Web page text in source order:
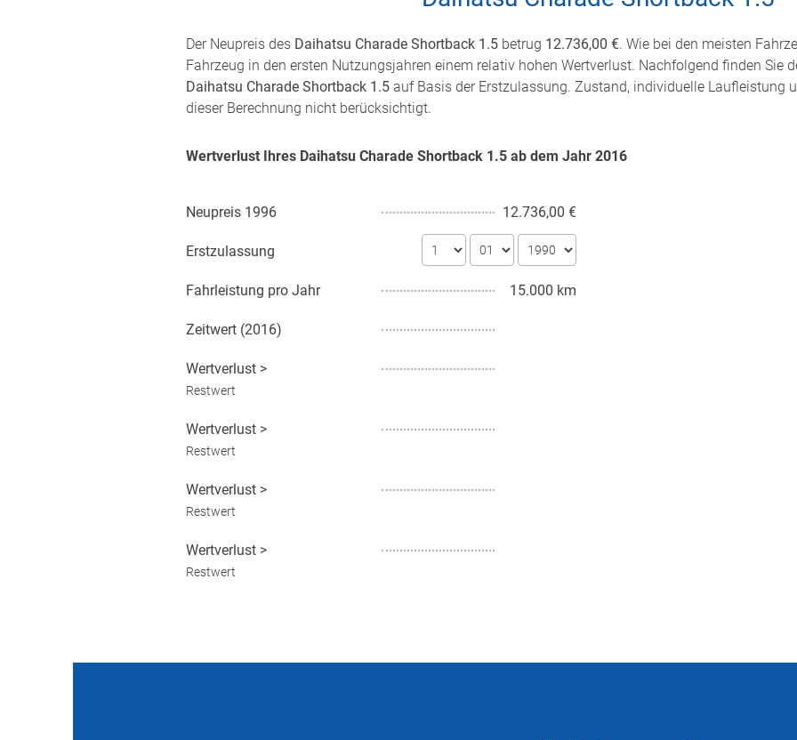
Der Neupreis des Daihatsu Charade Shortback 1.5 betrug 12.736,00 €. Wie bei den meisten
Fahrzeug in den ersten Nutzungsjahren einem relativ hohen Wertverlust. Nachfolgend finden Sie
Daihatsu Charade Shortback 1.5 auf Basis der Erstzulassung. Zustand, individuelle Laufleistung
dieser Berechnung nicht berücksichtigt.
Wertverlust Ihres Daihatsu Charade Shortback 1.5 ab dem Jahr 2016
Neupreis 1996 12.736,00 €
Erstzulassung
Fahrleistung pro Jahr 15.000 km
Zeitwert (2016)
Wertverlust >
Restwert
Wertverlust >
Restwert
Wertverlust >
Restwert
Wertverlust >
Restwert